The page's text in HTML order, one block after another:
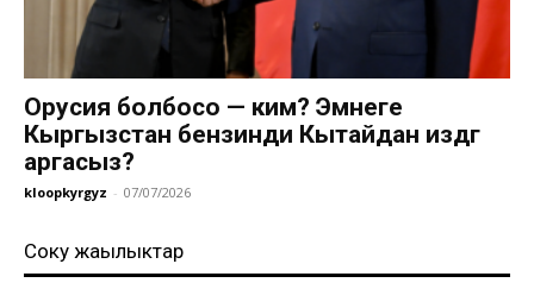
Орусия болбосо — ким? Эмнеге
Кыргызстан бензинди Кытайдан издөөгө
аргасыз?
kloopkyrgyz - 07/07/2026
Соңку жаңылыктар